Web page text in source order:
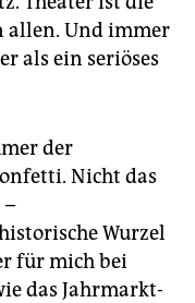
allen. Und immer
als ein seriöses
der
Nicht das
Wurzel
für mich bei
das Jahrmarkt­